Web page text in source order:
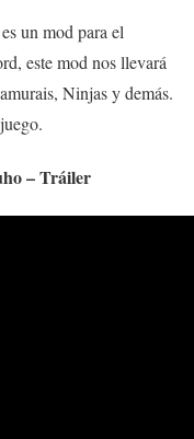
un mod para el
este mod nos llevará
Ninjas y demás.
– Tráiler